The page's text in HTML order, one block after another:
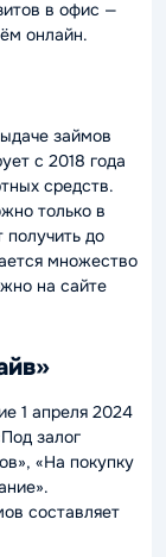
в офис —
онлайн.
займов
с 2018 года
средств.
только в
получить до
множество
на сайте
1 апреля 2024
залог
«На покупку
составляет